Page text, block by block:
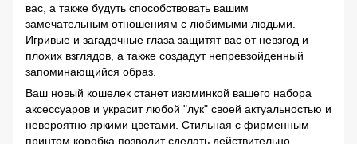
вас, а также будуть способствовать вашим
замечательным отношениям с любимыми людьми.
Игривые и загадочные глаза защитят вас от невзгод и
плохих взглядов, а также создадут непревзойденный
запоминающийся образ.
Ваш новый кошелек станет изюминкой вашего набора
аксессуаров и украсит любой "лук" своей актуальностью и
невероятно яркими цветами. Стильная с фирменным
принтом коробка позволит сделать действительно